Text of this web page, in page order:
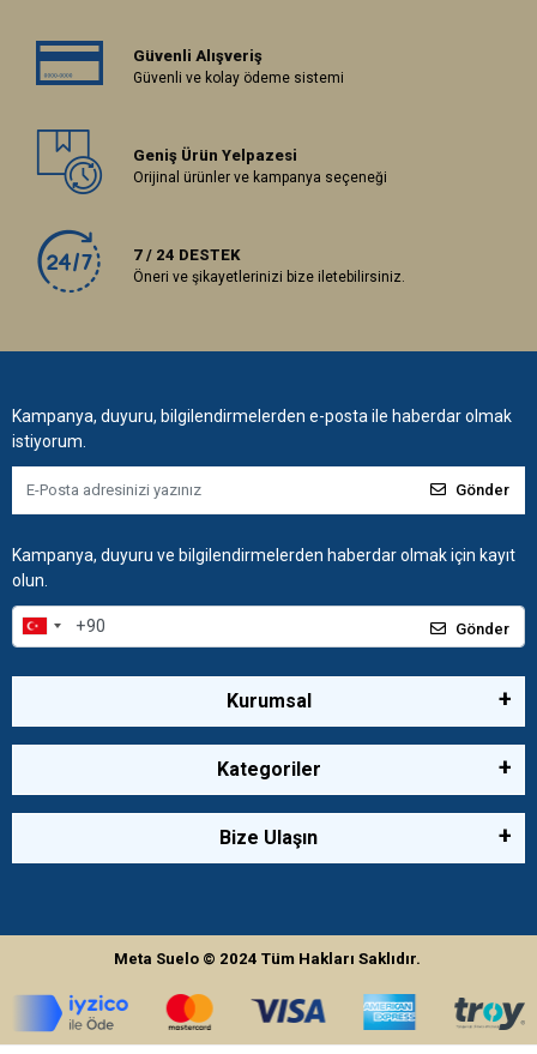
Güvenli Alışveriş
Güvenli ve kolay ödeme sistemi
Geniş Ürün Yelpazesi
Orijinal ürünler ve kampanya seçeneği
7 / 24 DESTEK
Öneri ve şikayetlerinizi bize iletebilirsiniz.
Kampanya, duyuru, bilgilendirmelerden e-posta ile haberdar olmak
istiyorum.
Gönder
Kampanya, duyuru ve bilgilendirmelerden haberdar olmak için kayıt
olun.
Gönder
Kurumsal
Kategoriler
Bize Ulaşın
Meta Suelo © 2024 Tüm Hakları Saklıdır.